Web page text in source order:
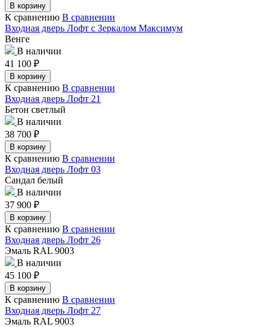
В корзину
К сравнению В сравнении
Входная дверь Лофт с Зеркалом Максимум
Венге
В наличии
41 100 ₽
В корзину
К сравнению В сравнении
Входная дверь Лофт 21
Бетон светлый
В наличии
38 700 ₽
В корзину
К сравнению В сравнении
Входная дверь Лофт 03
Сандал белый
В наличии
37 900 ₽
В корзину
К сравнению В сравнении
Входная дверь Лофт 26
Эмаль RAL 9003
В наличии
45 100 ₽
В корзину
К сравнению В сравнении
Входная дверь Лофт 27
Эмаль RAL 9003